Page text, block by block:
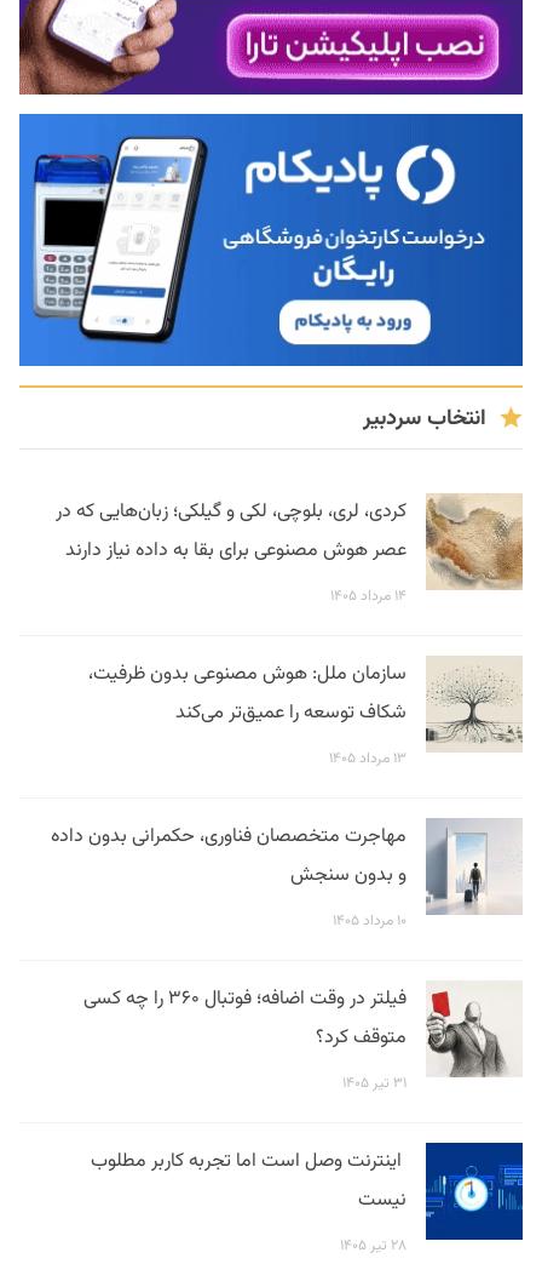
انتخاب سردبیر
کردی، لری، بلوچی، لکی و گیلکی؛ زبان‌هایی که در
عصر هوش مصنوعی برای بقا به داده نیاز دارند
۱۴ مرداد ۱۴۰۵
سازمان ملل: هوش مصنوعی بدون ظرفیت،
شکاف توسعه را عمیق‌تر می‌کند
۱۳ مرداد ۱۴۰۵
مهاجرت متخصصان فناوری، حکمرانی بدون داده
و بدون سنجش
۱۰ مرداد ۱۴۰۵
فیلتر در وقت اضافه؛ فوتبال ۳۶۰ را چه کسی
متوقف کرد؟
۳۱ تیر ۱۴۰۵
اینترنت وصل است اما تجربه کاربر مطلوب
نیست
۲۸ تیر ۱۴۰۵